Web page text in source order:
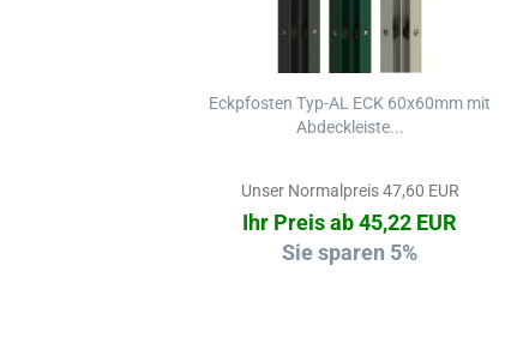
Eckpfosten Typ-AL ECK 60x60mm mit
Abdeckleiste...
Unser Normalpreis 47,60 EUR
Ihr Preis ab 45,22 EUR
Sie sparen 5%